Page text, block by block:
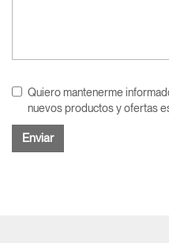
Quiero mantenerme
nuevos productos y ofertas